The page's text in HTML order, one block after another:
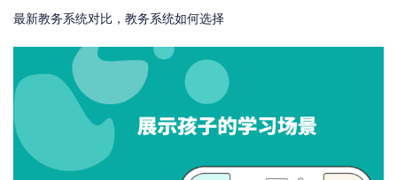
最新教务系统对比，教务系统如何选择